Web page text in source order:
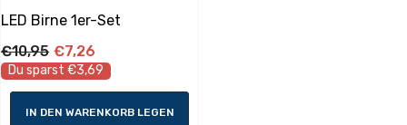
Nennlebensdauer:
96 %
Schaltzyklen vorzeitiger Ausfall >=:
LED Birne 1er-Set
€10,95 €7,26
Du sparst €3,69
IN DEN WARENKORB LEGEN